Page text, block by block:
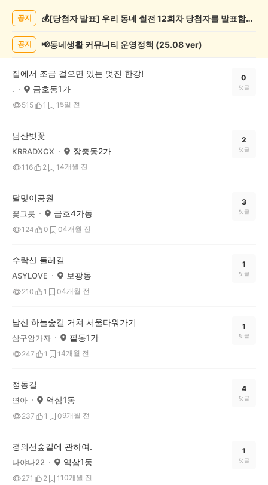
기
공지 💰[당첨자 발표] 우리 동네 썰전 12회차 당첨자를 발표합니다!
공지 📢동네생활 커뮤니티 운영정책 (25.08 ver)
집에서 조금 걸으면 있는 멋진 한강!
. 금호동1가
515 1 1 5일 전
0
댓글
남산벗꽃
KRRADXCX 장충동2가
116 2 14개월 전
2
댓글
달맞이공원
꽃그릇 금호4가동
124 0 04개월 전
3
댓글
수락산 둘레길
ASYLOVE 보광동
210 1 04개월 전
1
댓글
남산 하늘숲길 거쳐 서울타워가기
삼구암가자 필동1가
247 1 14개월 전
1
댓글
정동길
연아 역삼1동
237 1 09개월 전
4
댓글
경의선숲길에 관하여.
나야나22 역삼1동
271 2 1 10개월 전
1
댓글